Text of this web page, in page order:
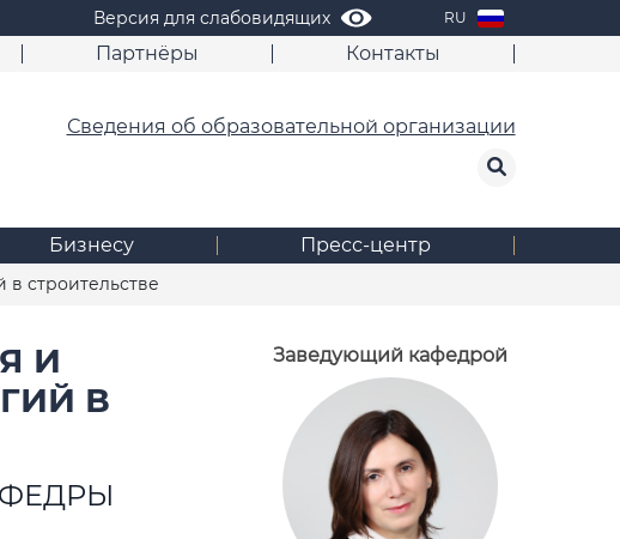
Версия для слабовидящих RU
Партнёры Контакты
Сведения об образовательной организации
Бизнесу Пресс-центр
строительстве
Заведующий кафедрой
И
В